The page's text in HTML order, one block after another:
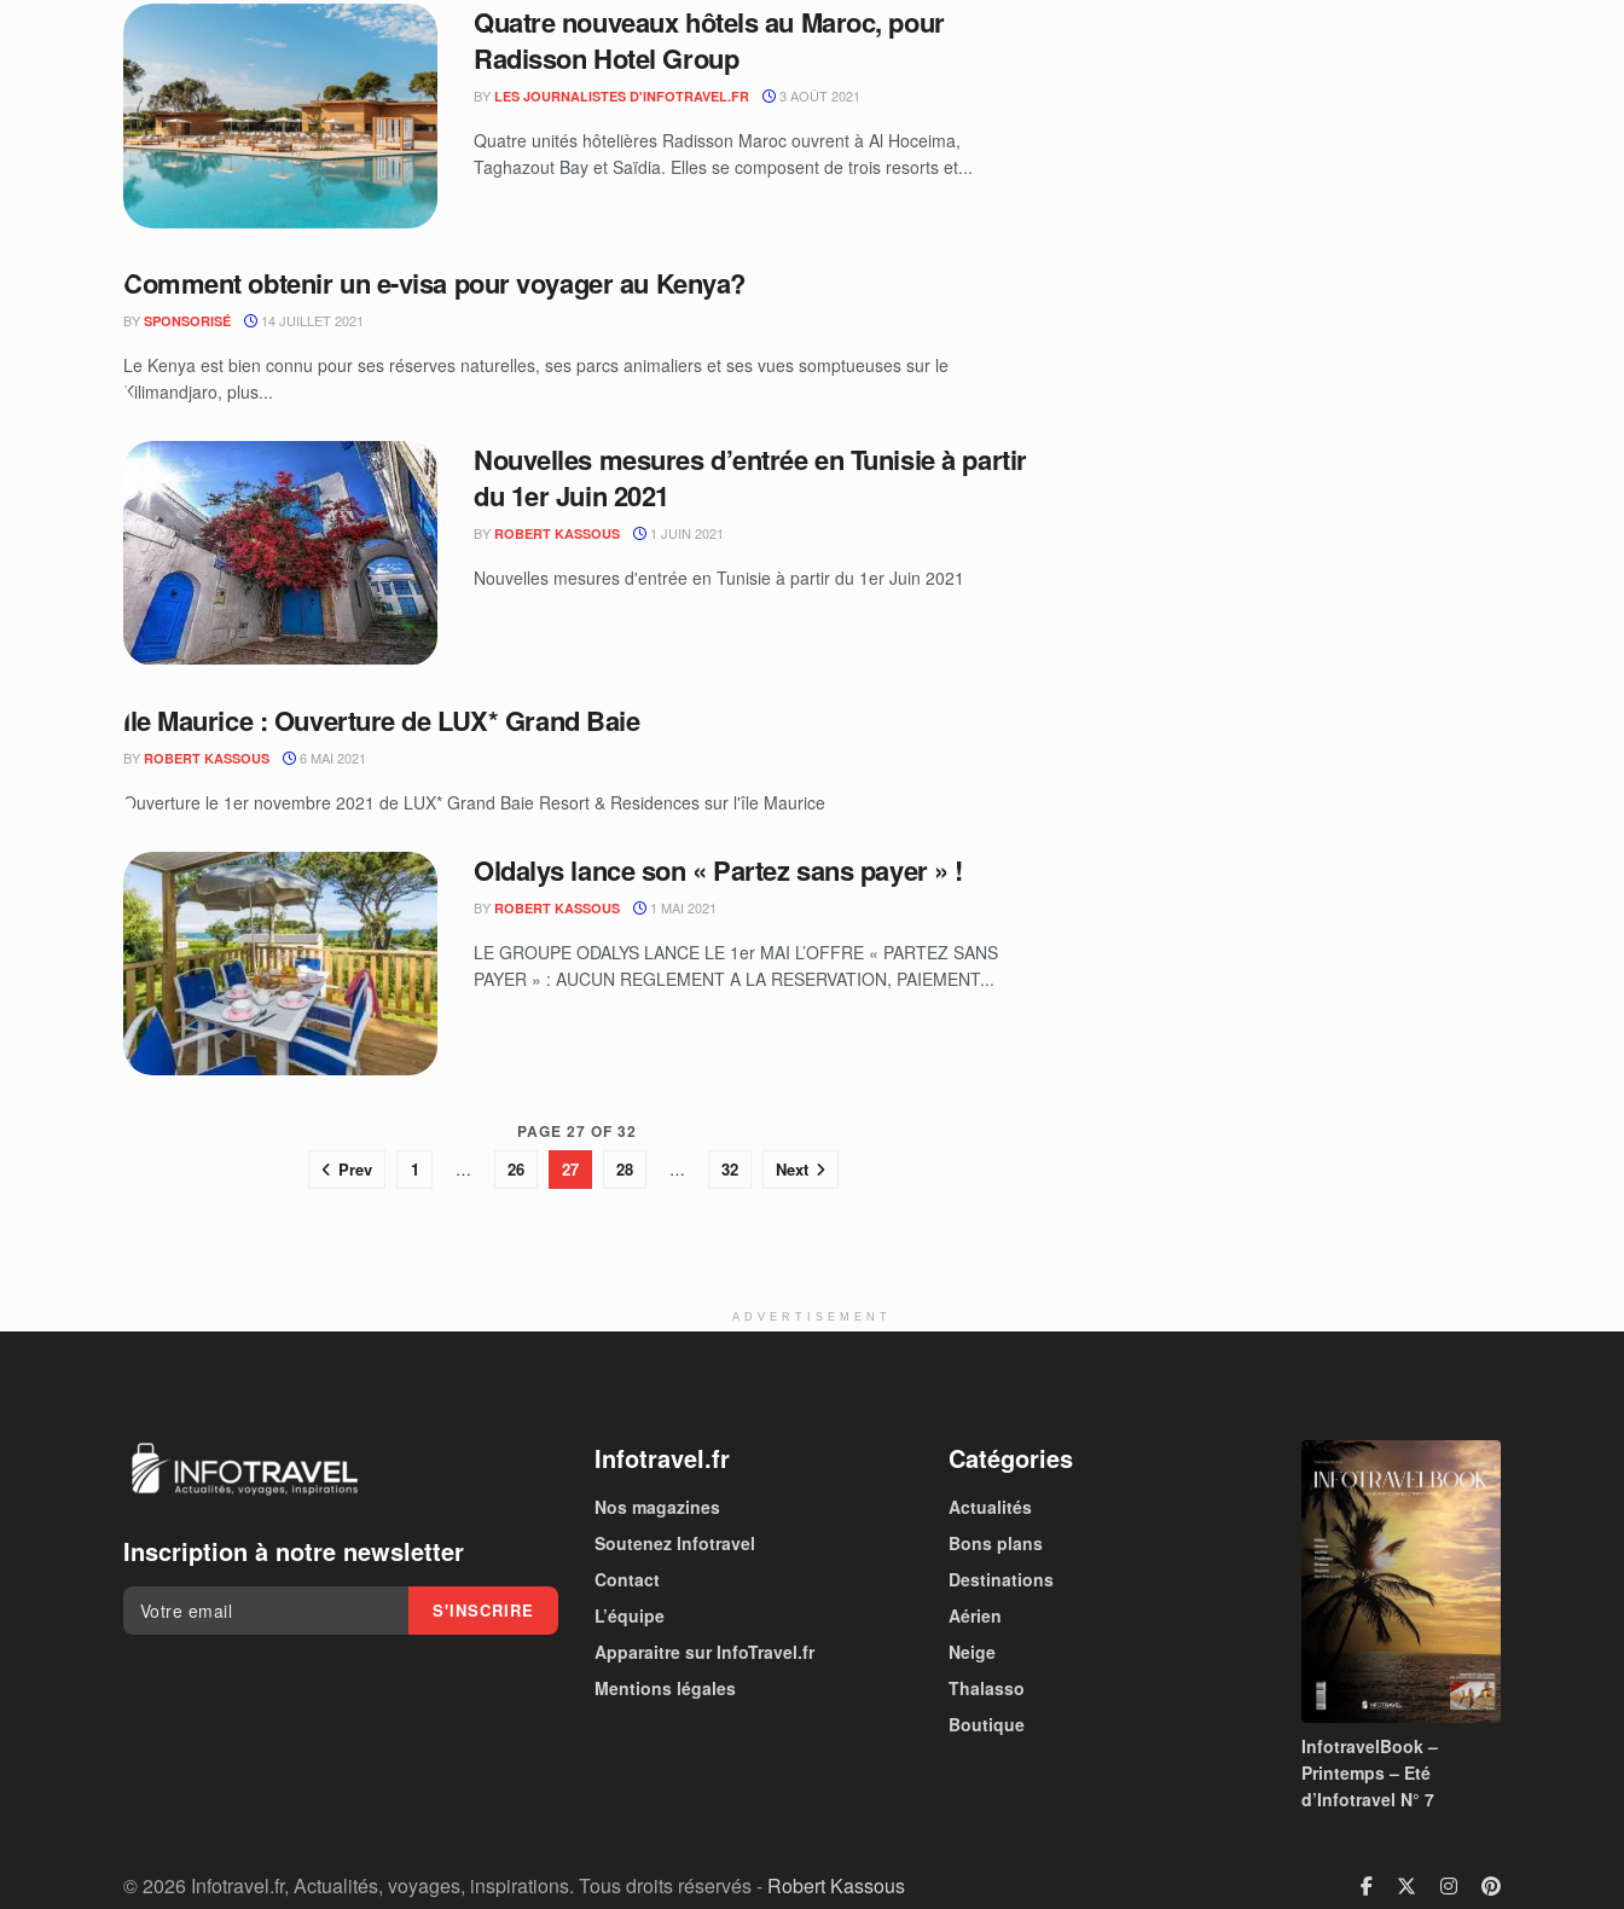
Quatre nouveaux hôtels au Maroc, pour
Radisson Hotel Group
BY LES JOURNALISTES D'INFOTRAVEL.FR 3 AOÛT 2021
Quatre unités hôtelières Radisson Maroc ouvrent à Al Hoceima,
Taghazout Bay et Saïdia. Elles se composent de trois resorts et...
Comment obtenir un e-visa pour voyager au Kenya?
BY SPONSORISÉ 14 JUILLET 2021
Le Kenya est bien connu pour ses réserves naturelles, ses parcs animaliers et ses vues somptueuses sur le
Kilimandjaro, plus...
Nouvelles mesures d’entrée en Tunisie à partir
du 1er Juin 2021
BY ROBERT KASSOUS 1 JUIN 2021
Nouvelles mesures d'entrée en Tunisie à partir du 1er Juin 2021
Île Maurice : Ouverture de LUX* Grand Baie
BY ROBERT KASSOUS 6 MAI 2021
Ouverture le 1er novembre 2021 de LUX* Grand Baie Resort & Residences sur l'île Maurice
Oldalys lance son « Partez sans payer » !
BY ROBERT KASSOUS 1 MAI 2021
LE GROUPE ODALYS LANCE LE 1er MAI L’OFFRE « PARTEZ SANS
PAYER » : AUCUN REGLEMENT A LA RESERVATION, PAIEMENT...
PAGE 27 OF 32
Prev 1 … 26 27 28 … 32 Next
ADVERTISEMENT
Inscription à notre newsletter
Infotravel.fr
Nos magazines
Soutenez Infotravel
Contact
L’équipe
Apparaitre sur InfoTravel.fr
Mentions légales
Catégories
Actualités
Bons plans
Destinations
Aérien
Neige
Thalasso
Boutique
InfotravelBook –
Printemps – Eté
d’Infotravel N° 7
© 2026 Infotravel.fr, Actualités, voyages, inspirations. Tous droits réservés - Robert Kassous